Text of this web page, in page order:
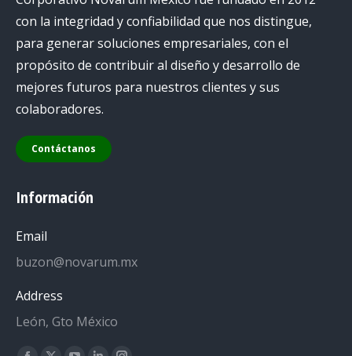
con la integridad y confiabilidad que nos distingue,
para generar soluciones empresariales, con el
propósito de contribuir al diseño y desarrollo de
mejores futuros para nuestros clientes y sus
colaboradores.
Contáctanos
Información
Email
buzon@novarum.mx
Address
León, Gto México